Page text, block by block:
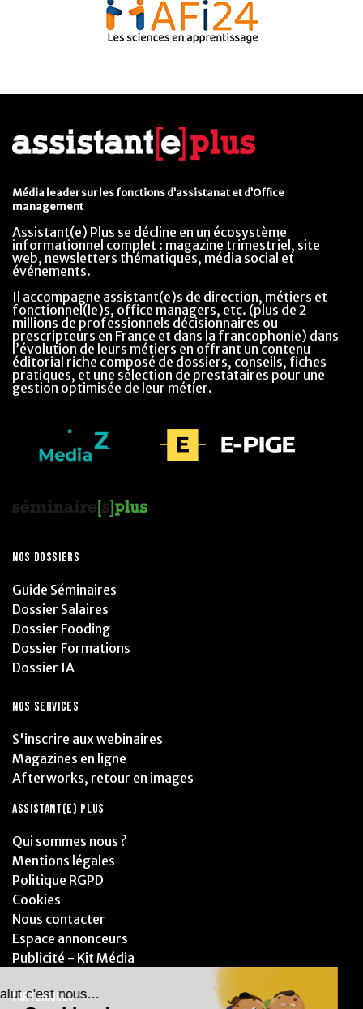
Média leader sur les fonctions d’assistanat et d’Office
management
Assistant(e) Plus se décline en un écosystème
informationnel complet : magazine trimestriel, site
web, newsletters thématiques, média social et
événements.
Il accompagne assistant(e)s de direction, métiers et
fonctionnel(le)s, office managers, etc. (plus de 2
millions de professionnels décisionnaires ou
prescripteurs en France et dans la francophonie) dans
l’évolution de leurs métiers en offrant un contenu
éditorial riche composé de dossiers, conseils, fiches
pratiques, et une sélection de prestataires pour une
gestion optimisée de leur métier.
NOS DOSSIERS
Guide Séminaires
Dossier Salaires
Dossier Fooding
Dossier Formations
Dossier IA
NOS SERVICES
S'inscrire aux webinaires
Magazines en ligne
Afterworks, retour en images
ASSISTANT(E) PLUS
Qui sommes nous ?
Mentions légales
Politique RGPD
Cookies
Nous contacter
Espace annonceurs
Publicité - Kit Média
PARTENAIRES